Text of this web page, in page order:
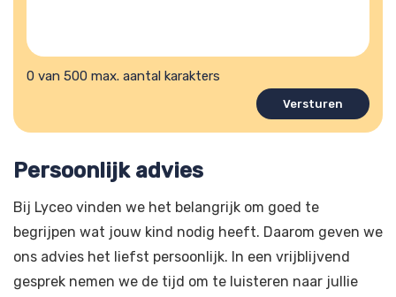
hulpvraag?
0 van 500 max. aantal karakters
Persoonlijk advies
Bij Lyceo vinden we het belangrijk om goed te
begrijpen wat jouw kind nodig heeft. Daarom geven we
ons advies het liefst persoonlijk. In een vrijblijvend
gesprek nemen we de tijd om te luisteren naar jullie